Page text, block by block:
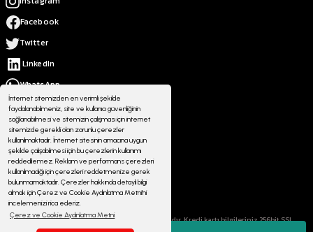
İnternet sitemizden en verimli şekilde
faydalanabilmeniz, site ve kullanıcı güvenliğinin
sağlanabilmesi ve sitemizin çalışması için internet
sitemizde gerekli olan zorunlu çerezler
kullanılmaktadır. İnternet sitesinin amacına uygun
şekilde çalışabilmesi için bu çerezlerin kullanımı
reddedilemez. Reklam ve performans çerezleri
kullanılmadığı için çerezleri reddetmenize gerek
bulunmamaktadır. Çerezler hakkında detaylı bilgi
almak için Çerez ve Cookie Aydınlatma Metni'ni
incelemenizi rica ederiz.
Çerez ve Cookie Aydınlatma Metni
Facebook
Twitter
LinkedIn
WhatsApp
© 2023 atmosferoutdoor.com Her Hakkı Saklıdır. Kredi kartı bilgileriniz 256bit SSL